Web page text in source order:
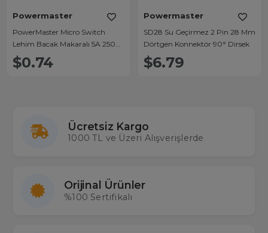
Powermaster
PowerMaster Micro Switch
Lehim Bacak Makaralı 5A 250
Vac IC-168
$0.74
Powermaster
SD28 Su Geçirmez 2 Pin 28 Mm
Dörtgen Konnektör 90° Dirsek
$6.79
Ücretsiz Kargo
1000 TL ve Üzeri Alışverişlerde
Orijinal Ürünler
%100 Sertifikalı